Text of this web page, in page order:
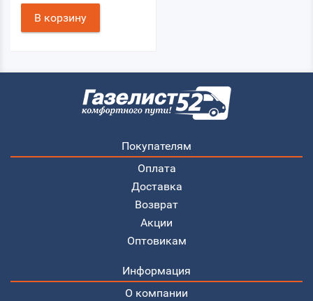
В корзину
Покупателям
Оплата
Доставка
Возврат
Акции
Оптовикам
Информация
О компании